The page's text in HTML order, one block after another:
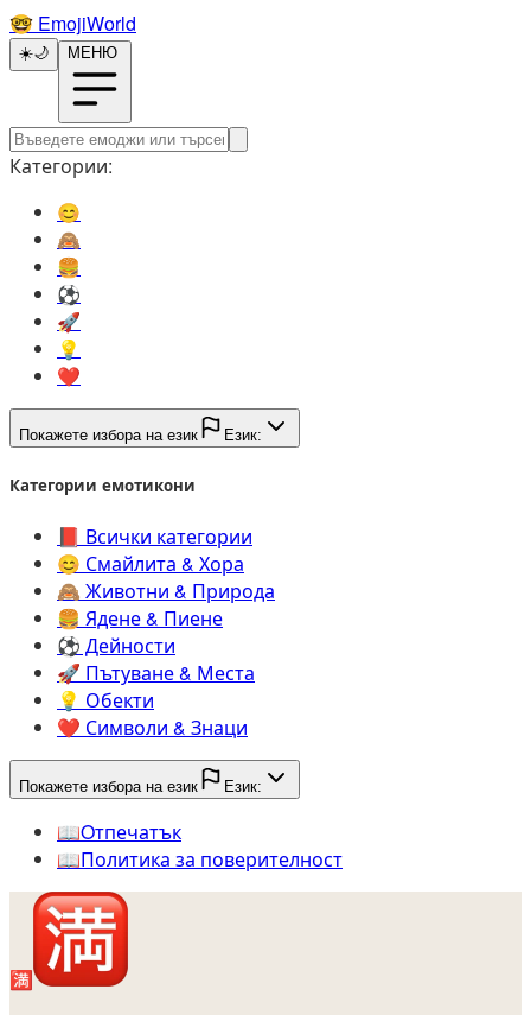
🤓️ EmojiWorld
☀️🌙 МЕНЮ
Категории:
😊️
🙈️
🍔️
⚽️
🚀️
💡️
❤️
Покажете избора на език Език:
Категории емотикони
📕️ Всички категории
😊️ Смайлита & Хора
🙈️ Животни & Природа
🍔️ Ядене & Пиене
⚽️ Дейности
🚀️ Пътуване & Места
💡️ Обекти
❤️ Символи & Знаци
Покажете избора на език Език:
📖️Oтпечатък
📖️Политика за поверителност
🈵